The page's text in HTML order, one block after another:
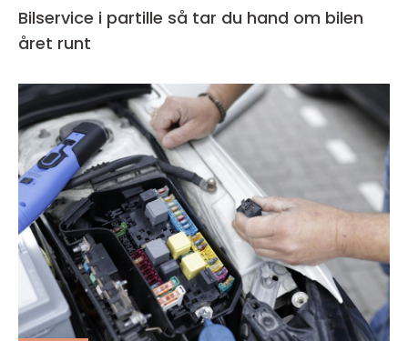
Bilservice i partille så tar du hand om bilen
året runt